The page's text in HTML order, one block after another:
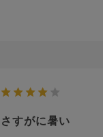
さすがに暑い